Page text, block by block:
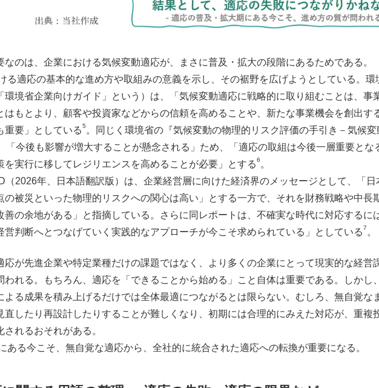
なのは、企業における気候変動適応が、まさに普及・拡大の段階にあるためである。
適応の基本的な進め方や取組みの意義を示し、その裾野を広げようとしている。環
環境省企業向けガイド」という）は、「気候変動適応に戦略的に取り組むことは、事
はもとより、顧客や投資家などからの信頼を高めることや、新たな事業機会を創出す
重要」としている5 。同じく環境省の『気候変動の物理的リスク評価の手引き－気候
「今後も影響が増大することが懸念される」ため、「適応の取組は今後一層重要と
を実行に移してレジリエンスを高めることが必要」とする6 。
2026年、日本語翻訳版）は、企業経営層に向けた経済界のメッセージとして、「日
の被災といった物理的リスクへの関心は高い」とする一方で、それを財務戦略や中長
善の余地がある」と指摘している。さらに同レポートは、不確実な時代に対応するに
営判断へとつなげていく実践的なアプローチが今こそ求められている」としている7
応が先進企業や特定業種だけの課題ではなく、より多くの企業にとって現実的な経営
われる。もちろん、適応を「できることから始める」こと自体は重要である。しかし
よる成果を積み上げるだけでは全体最適につながるとは限らない。むしろ、無自覚な
直したり再設計したりすることが難しくなり、初期には合理的にみえた対応が、重複
れるおそれがある。
る今こそ、無自覚な適応から、全社的に統合された適応への転換が重要になる。